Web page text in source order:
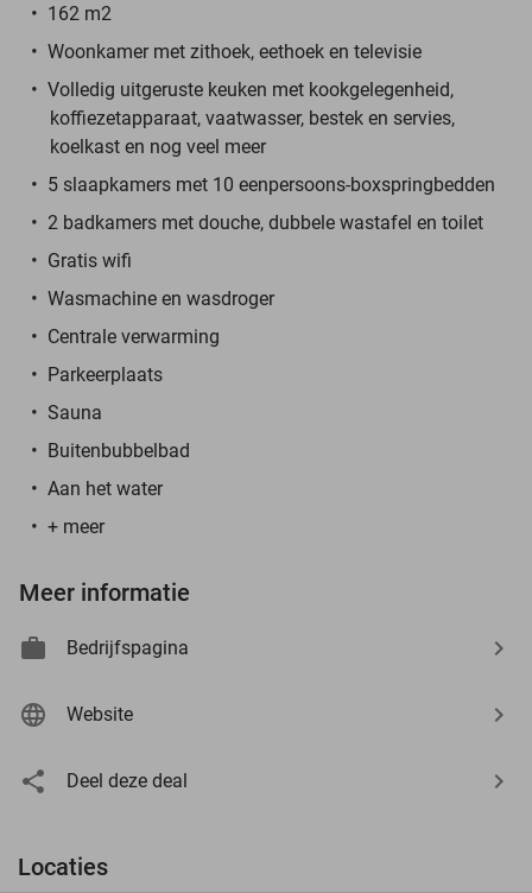
162 m2
Woonkamer met zithoek, eethoek en televisie
Volledig uitgeruste keuken met kookgelegenheid,
koffiezetapparaat, vaatwasser, bestek en servies,
koelkast en nog veel meer
5 slaapkamers met 10 eenpersoons-boxspringbedden
2 badkamers met douche, dubbele wastafel en toilet
Gratis wifi
Wasmachine en wasdroger
Centrale verwarming
Parkeerplaats
Sauna
Buitenbubbelbad
Aan het water
+ meer
Meer informatie
Bedrijfspagina
Website
Deel deze deal
Locaties